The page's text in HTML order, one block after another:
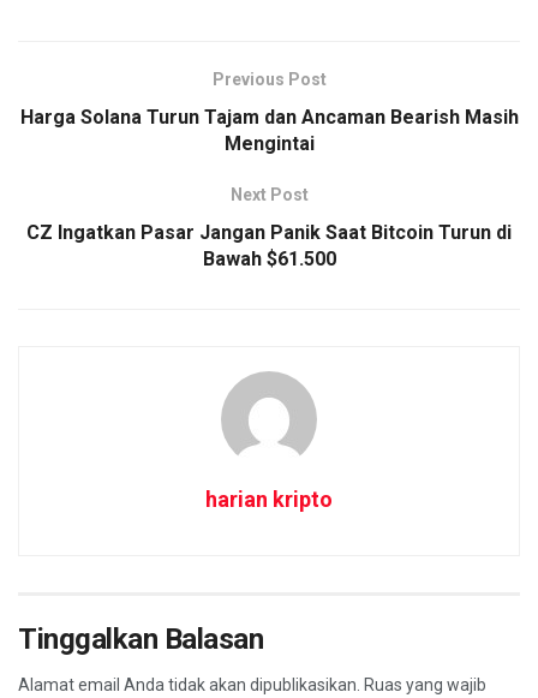
Previous Post
Harga Solana Turun Tajam dan Ancaman Bearish Masih
Mengintai
Next Post
CZ Ingatkan Pasar Jangan Panik Saat Bitcoin Turun di
Bawah $61.500
harian kripto
Tinggalkan Balasan
Alamat email Anda tidak akan dipublikasikan. Ruas yang wajib